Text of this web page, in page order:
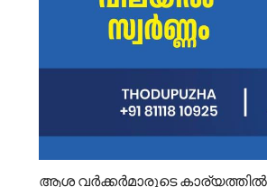
ആശ വര്‍ക്കര്‍മാരുടെ